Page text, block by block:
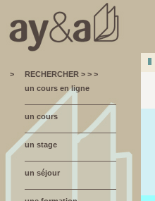
>
RECHERCHER > > >
un cours en ligne
un cours
un stage
un séjour